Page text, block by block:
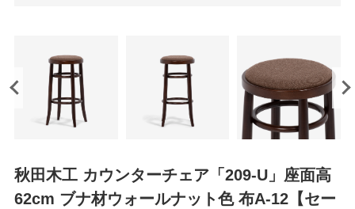
秋田木工 カウンターチェア「209-U」座面高
62cm ブナ材ウォールナット色 布A-12【セー